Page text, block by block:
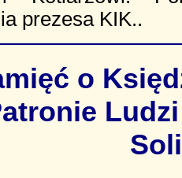
prezesa KIK..
o